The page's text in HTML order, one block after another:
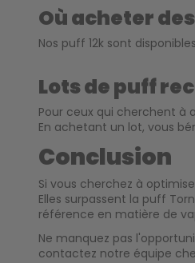
Où acheter des
Nos puff 12k sont
Lots de puff
Pour ceux qui cherchent à
En achetant un lot, vous
Conclusion
Si vous cherchez à
Elles surpassent la puff
référence en matière de
Ne manquez pas
contactez notre équipe